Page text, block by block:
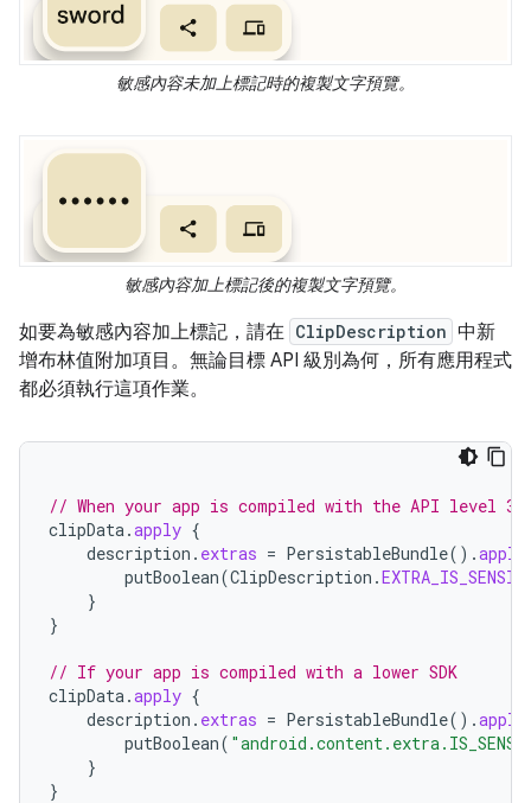
敏感內容未加上標記時的複製文字預覽。
敏感內容加上標記後的複製文字預覽。
如要為敏感內容加上標記，請在 ClipDescription 中新
增布林值附加項目。無論目標 API 級別為何，所有應用程式
都必須執行這項作業。
// When your app is compiled with the API level 33
clipData .apply {
description . extras = PersistableBundle().apply
putBoolean(ClipDescription .
}
}
// If your app is compiled with a lower SDK
clipData .apply {
description . extras = PersistableBundle().apply
putBoolean(
}
}